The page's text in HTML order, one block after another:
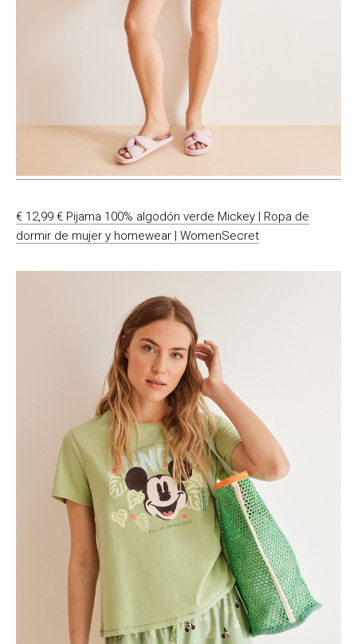
€ 12,99 € Pijama 100% algodón verde Mickey | Ropa de
dormir de mujer y homewear | WomenSecret